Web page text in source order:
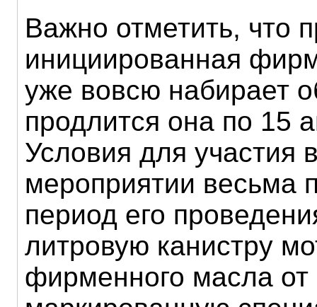
Важно отметить, что
инициированная
уже вовсю набирает
продлится она по 15
Условия для участия
мероприятии весьма
период его
литровую канистру
фирменного масла от